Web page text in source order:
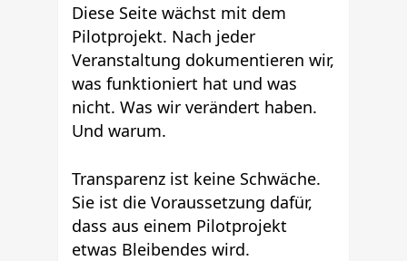
Diese Seite wächst mit dem
Pilotprojekt. Nach jeder
Veranstaltung dokumentieren wir,
was funktioniert hat und was
nicht. Was wir verändert haben.
Und warum.
Transparenz ist keine Schwäche.
Sie ist die Voraussetzung dafür,
dass aus einem Pilotprojekt
etwas Bleibendes wird.